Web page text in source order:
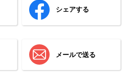
シェアする
メールで送る